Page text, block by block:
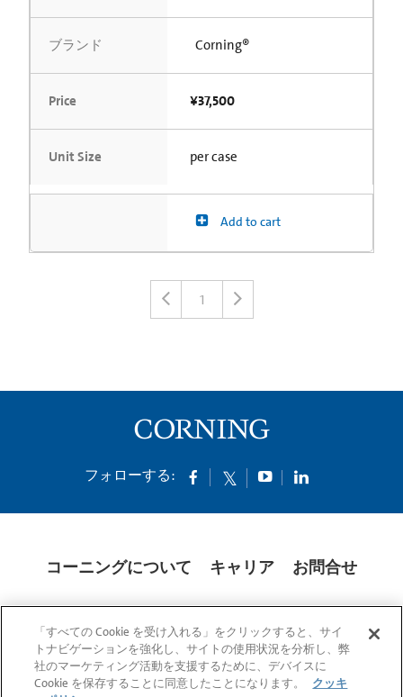
ブランド Corning®
Price ¥37,500
Unit Size per case
Add to cart
1
フォローする:
コーニングについて キャリア お問合せ
日本の個人情報保護方針
© 1994-2025 Corning Incorporated All Rights Reserved.
「すべての Cookie を受け入れる」をクリックすると、サイ
トナビゲーションを強化し、サイトの使用状況を分析し、弊
社のマーケティング活動を支援するために、デバイスに
Cookie を保存することに同意したことになります。
クッキ